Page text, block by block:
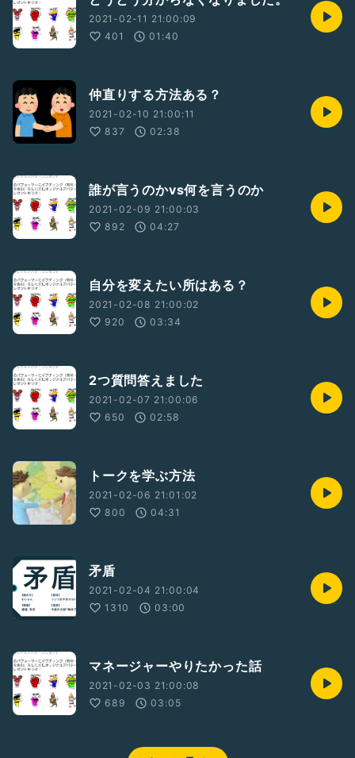
2021-02-11 21:00:09
401
01:40
仲直りする方法ある？
2021-02-10 21:00:11
837
02:38
誰が言うのかvs何を言うのか
2021-02-09 21:00:03
892
04:27
自分を変えたい所はある？
2021-02-08 21:00:02
920
03:34
2つ質問答えました
2021-02-07 21:00:06
650
02:58
トークを学ぶ方法
2021-02-06 21:01:02
800
04:31
矛盾
2021-02-04 21:00:04
1310
03:00
マネージャーやりたかった話
2021-02-03 21:00:08
689
03:05